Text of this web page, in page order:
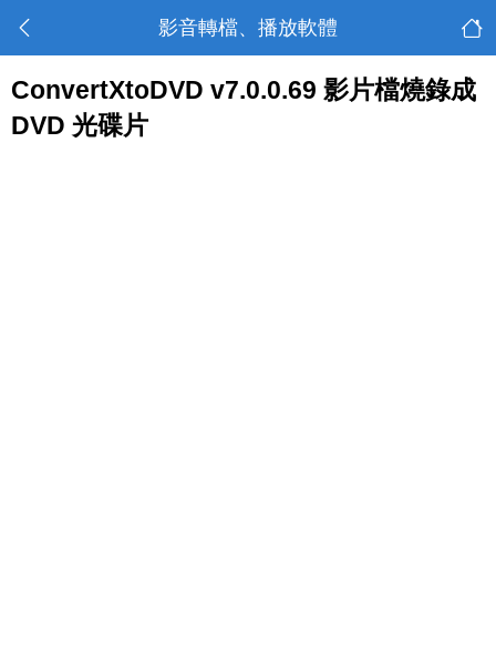
影音轉檔、播放軟體
ConvertXtoDVD v7.0.0.69 影片檔燒錄成
DVD 光碟片